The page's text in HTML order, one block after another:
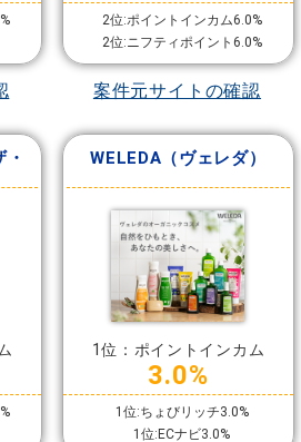
2位:ポイントインカム6.0%
2位:ニフティポイント6.0%
案件元サイトの確認
WELEDA（ヴェレダ）
1位：ポイントインカム
3.0%
1位:ちょびリッチ3.0%
1位:ECナビ3.0%